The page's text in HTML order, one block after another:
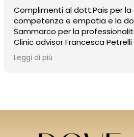
Complimenti al dott.Pais per la
competenza e empatia e la dott.
Sammarco per la professionalità e alla
Clinic advisor Francesca Petrelli
calda accoglienza e la magistrale
capacità di andare incontro alla
Leggi di più